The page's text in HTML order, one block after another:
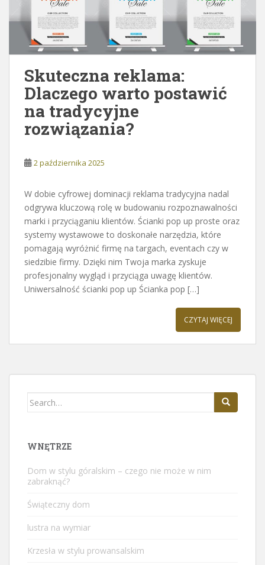
Skuteczna reklama:
Dlaczego warto postawić
na tradycyjne
rozwiązania?
2 października 2025
W dobie cyfrowej dominacji reklama tradycyjna nadal
odgrywa kluczową rolę w budowaniu rozpoznawalności
marki i przyciąganiu klientów. Ścianki pop up proste oraz
systemy wystawowe to doskonałe narzędzia, które
pomagają wyróżnić firmę na targach, eventach czy w
siedzibie firmy. Dzięki nim Twoja marka zyskuje
profesjonalny wygląd i przyciąga uwagę klientów.
Uniwersalność ścianki pop up Ścianka pop […]
CZYTAJ WIĘCEJ
Search
WNĘTRZE
Dom w stylu góralskim – czego nie może w nim
zabraknąć?
Świąteczny dom
lustra na wymiar
Krzesła w stylu prowansalskim